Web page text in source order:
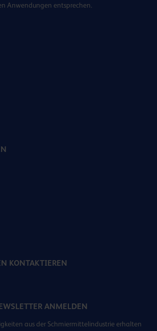
Anwendungen entsprechen.
KONTAKTIEREN
ANMELDEN
aus der Schmiermittelindustrie erhalten